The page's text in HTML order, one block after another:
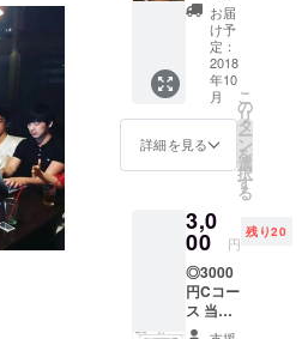
8@gmail.co
す。
【瞬発
力の高
め方】
＋主催
者から
のお礼
の手
紙…50
人 ※本
に関し
当日手
渡しと
なりま
す。お
礼の手
紙に関
しては
お届
け予
定：
2018
年10
月
詳細を見る
こ
の
リ
タ
ー
ン
を
選
択
す
る
3,0
00 円
残り20
◎3000
円Cコー
ス 当イ
ベント